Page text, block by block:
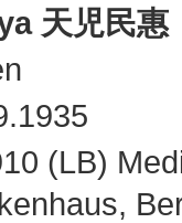
天児民惠
(LB)